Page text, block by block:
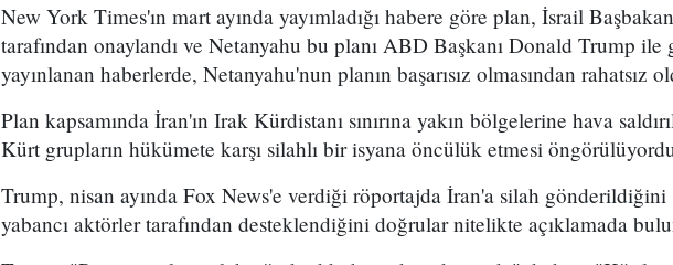
New York Times'ın mart ayında yayımladığı habere göre plan, İsrail
tarafından onaylandı ve Netanyahu bu planı ABD Başkanı Donald Trump ile
yayınlanan haberlerde, Netanyahu'nun planın başarısız olmasından rahatsız
Plan kapsamında İran'ın Irak Kürdistanı sınırına yakın bölgelerine hava
Kürt grupların hükümete karşı silahlı bir isyana öncülük etmesi
Trump, nisan ayında Fox News'e verdiği röportajda İran'a silah gönderildiğini
yabancı aktörler tarafından desteklendiğini doğrular nitelikte açıklamada